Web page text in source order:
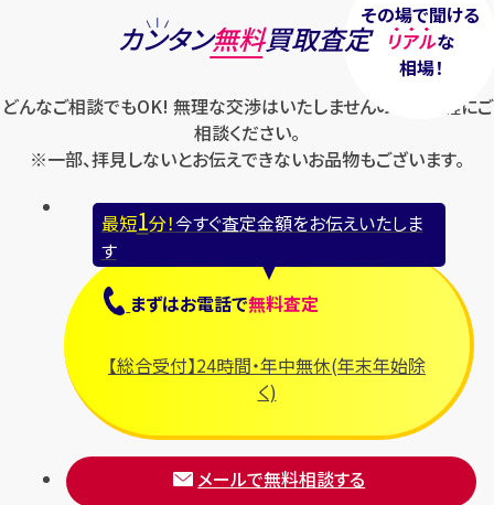
最短1 分！今すぐ査定金額をお伝えいたします
まずはお電話で無料査定
【総合受付】24時間・年中無休(年末年始除く)
メールで無料相談する
その場で聞ける
リアルな
相場！
カンタン無料買取査定
どんなご相談でもOK! 無理な交渉はいたしませんのでお気軽にご
相談ください。
※一部、拝見しないとお伝えできないお品物もございます。
最短1分！今すぐ査定金額をお伝えいたしま
す
まずはお電話で無料査定
【総合受付】24時間・年中無休(年末年始除
く)
メールで無料相談する